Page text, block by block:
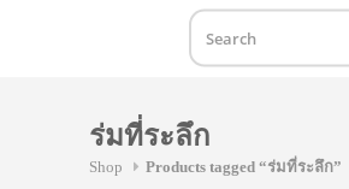
ร่มที่ระลึก
Shop Products tagged “ร่มที่ระลึก”